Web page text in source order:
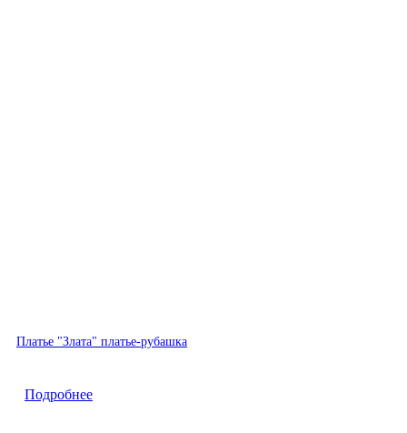
Быстрый просмотр
Платье "Злата" платье-рубашка
Подробнее